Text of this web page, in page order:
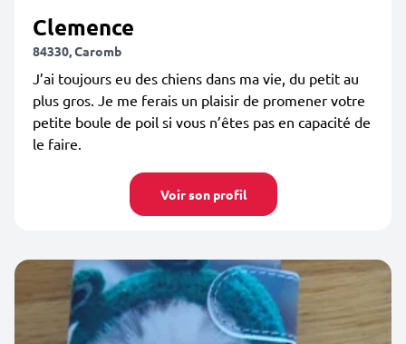
Clemence
84330, Caromb
J’ai toujours eu des chiens dans ma vie, du petit au
plus gros. Je me ferais un plaisir de promener votre
petite boule de poil si vous n’êtes pas en capacité de
le faire.
Voir son profil